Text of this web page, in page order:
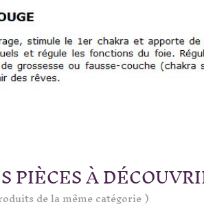
PIÈCES À
de la même catégorie )